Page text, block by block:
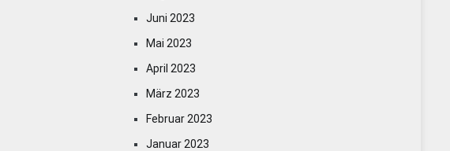
Juni 2023
Mai 2023
April 2023
März 2023
Februar 2023
Januar 2023